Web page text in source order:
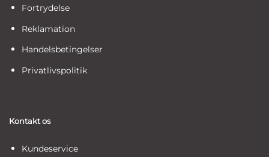
Fortrydelse
Reklamation
Handelsbetingelser
Privatlivspolitik
Kontakt os
Kundeservice